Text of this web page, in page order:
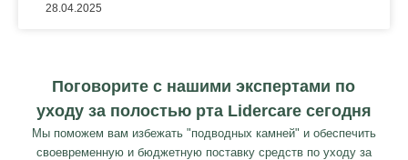
28.04.2025
Поговорите с нашими экспертами по
уходу за полостью рта Lidercare сегодня
Мы поможем вам избежать "подводных камней" и обеспечить
своевременную и бюджетную поставку средств по уходу за